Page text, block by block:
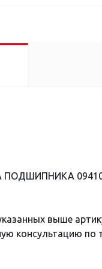
ПОДШИПНИКА
выше
консультацию по